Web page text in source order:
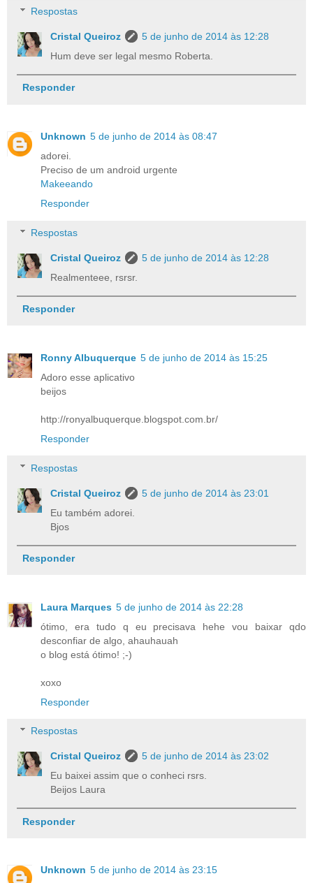
Respostas
Cristal Queiroz
5 de junho de 2014 às 12:28
Hum deve ser legal mesmo Roberta.
Responder
Unknown 5 de junho de 2014 às 08:47
adorei.
Preciso de um android urgente
Makeeando
Responder
Respostas
Cristal Queiroz
5 de junho de 2014 às 12:28
Realmenteee, rsrsr.
Responder
Ronny Albuquerque 5 de junho de 2014 às 15:25
Adoro esse aplicativo
beijos
http://ronyalbuquerque.blogspot.com.br/
Responder
Respostas
Cristal Queiroz
5 de junho de 2014 às 23:01
Eu também adorei.
Bjos
Responder
Laura Marques 5 de junho de 2014 às 22:28
ótimo, era tudo q eu precisava hehe vou baixar qdo
desconfiar de algo, ahauhauah
o blog está ótimo! ;-)
xoxo
Responder
Respostas
Cristal Queiroz
5 de junho de 2014 às 23:02
Eu baixei assim que o conheci rsrs.
Beijos Laura
Responder
Unknown 5 de junho de 2014 às 23:15